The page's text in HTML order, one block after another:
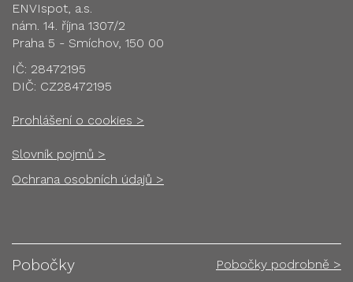
ENVIspot, a.s.
nám. 14. října 1307/2
Praha 5 - Smíchov, 150 00
IČ: 28472195
DIČ: CZ28472195
Prohlášení o cookies >
Slovník pojmů >
Ochrana osobních údajů >
Pobočky Pobočky podrobně >